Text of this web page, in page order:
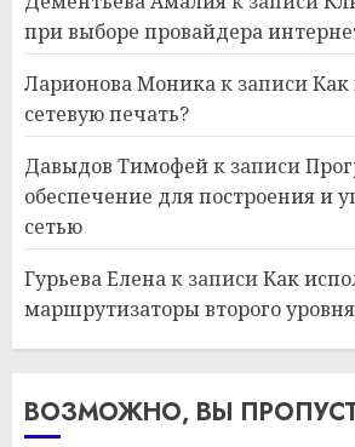
при выборе провайдера
Ларионова Моникак записиКак
сетевую печать?
Давыдов Тимофейк записи
обеспечение для построения и
сетью
Гурьева Еленак записиКак
маршрутизаторы второго
ВОЗМОЖНО, ВЫ